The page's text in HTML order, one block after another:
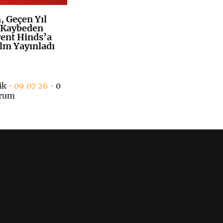
+
Geçen Yıl
Hinds’a
Yayınladı
• 09 07 26 • 0